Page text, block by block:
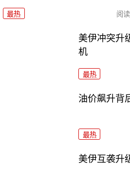
最热 阅读
美伊冲突升
机
最热
油价飙升背
最热
美伊互袭升